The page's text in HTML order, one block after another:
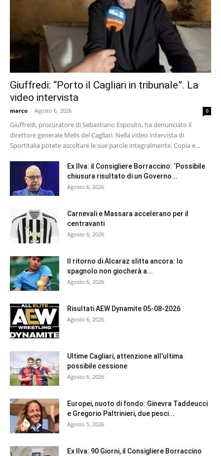
Giuffredi: “Porto il Cagliari in tribunale”. La
video intervista
marco - Agosto 6, 2026 0
Giuffredi, procuratore di Sebastiano Esposito, ha denunciato il
direttore generale Melis del Cagliari. Nella video intervista di
Sportitalia potete ascoltare le sue parole integralmente. Copia e...
Ex Ilva: il Consigliere Borraccino: ‘Possibile
chiusura risultato di un Governo...
Agosto 6, 2026
Carnevali e Massara accelerano per il
centravanti
Agosto 6, 2026
Il ritorno di Alcaraz slitta ancora: lo
spagnolo non giocherà a...
Agosto 6, 2026
Risultati AEW Dynamite 05-08-2026
Agosto 6, 2026
Ultime Cagliari, attenzione all’ultima
possibile cessione
Agosto 6, 2026
Europei, nuoto di fondo: Ginevra Taddeucci
e Gregorio Paltrinieri, due pesci...
Agosto 5, 2026
Ex Ilva: 90 Giorni, il Consigliere Borraccino